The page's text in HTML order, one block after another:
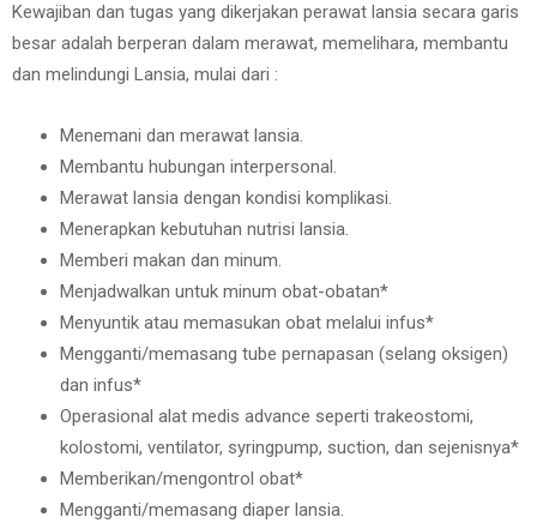
Kewajiban dan tugas yang dikerjakan perawat lansia secara garis
besar adalah berperan dalam merawat, memelihara, membantu
dan melindungi Lansia, mulai dari :
Menemani dan merawat lansia.
Membantu hubungan interpersonal.
Merawat lansia dengan kondisi komplikasi.
Menerapkan kebutuhan nutrisi lansia.
Memberi makan dan minum.
Menjadwalkan untuk minum obat-obatan*
Menyuntik atau memasukan obat melalui infus*
Mengganti/memasang tube pernapasan (selang oksigen)
dan infus*
Operasional alat medis advance seperti trakeostomi,
kolostomi, ventilator, syringpump, suction, dan sejenisnya*
Memberikan/mengontrol obat*
Mengganti/memasang diaper lansia.